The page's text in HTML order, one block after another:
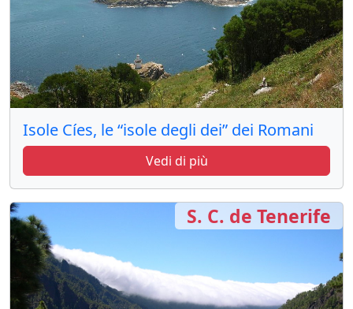
Isole Cíes, le “isole degli dei” dei Romani
Vedi di più
S. C. de Tenerife